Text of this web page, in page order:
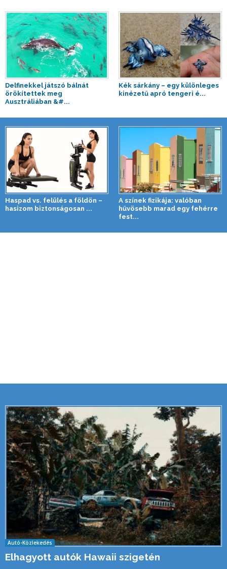
Delfinekkel játszó bálnát
örökítettek meg
Ausztráliában &#...
Kék sárkány – egy különleges
kinézetű apró tengeri é...
Haspad vs. felülés a földön –
hasizom biztonságosan ...
A színek fizikája: valóban
hűvösebb marad egy fehérre
fest...
Autó-Közlekedés
Elhagyott autók Hawaii szigetén